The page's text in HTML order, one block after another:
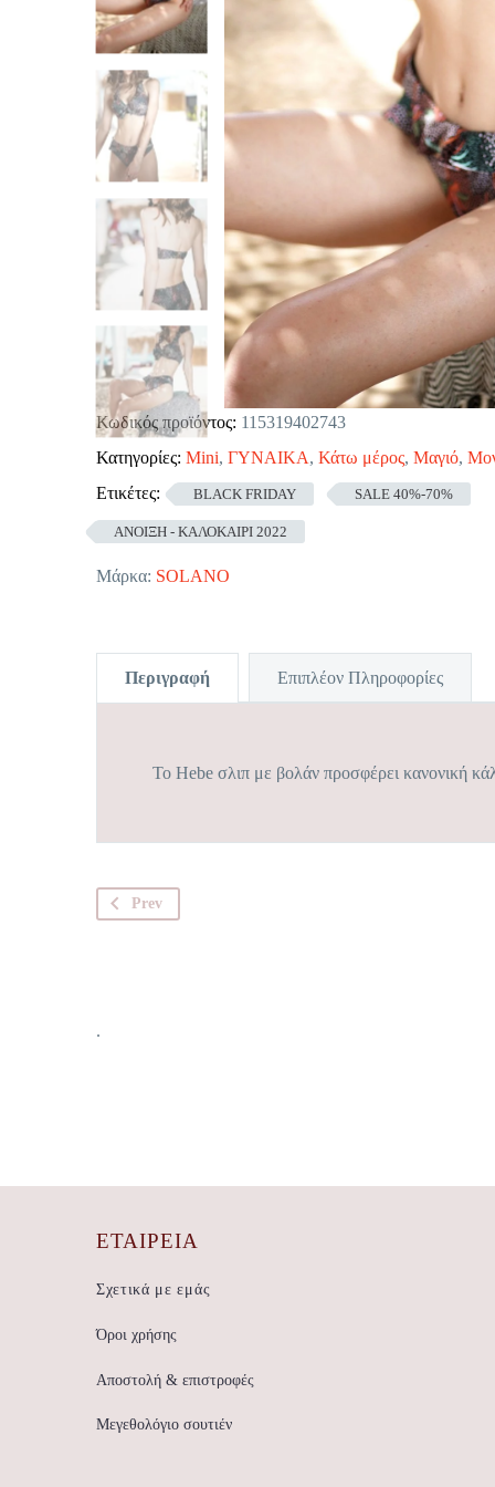
Κωδικός προϊόντος: 115319402743
Κατηγορίες: Mini, ΓΥΝΑΙΚΑ, Κάτω μέρος, Μαγιό,
Ετικέτες:
BLACK FRIDAY SALE 40%-70%
ΑΝΟΙΞΗ - ΚΑΛΟΚΑΙΡΙ 2022
Μάρκα: SOLANO
Περιγραφή Επιπλέον Πληροφορίες
Το Hebe σλιπ με βολάν προσφέρει κανονική
Prev
.
ΕΤΑΙΡΕΊΑ
Σχετικά με εμάς
Όροι χρήσης
Αποστολή & επιστροφές
Μεγεθολόγιο σουτιέν